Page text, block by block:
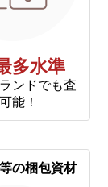
多水準
ンドでも査
能！
の梱包資材